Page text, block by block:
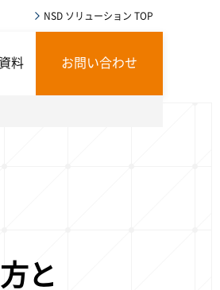
NSD ソリューション TOP
資料 お問い合わせ
と